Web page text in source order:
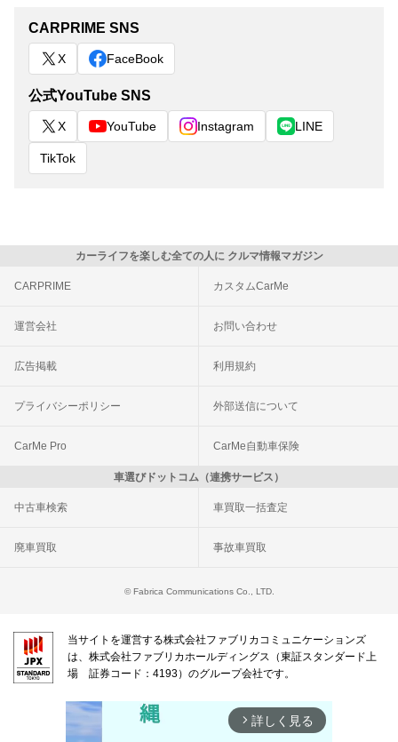
CARPRIME SNS
X FaceBook
公式YouTube SNS
X YouTube Instagram LINE
TikTok
カーライフを楽しむ全ての人に クルマ情報マガジン
CARPRIME カスタムCarMe
運営会社 お問い合わせ
広告掲載 利用規約
プライバシーポリシー 外部送信について
CarMe Pro CarMe自動車保険
車選びドットコム（連携サービス）
中古車検索 車買取一括査定
廃車買取 事故車買取
© Fabrica Communications Co., LTD.
当サイトを運営する株式会社ファブリカコミュニケーションズ
は、株式会社ファブリカホールディングス（東証スタンダード上
場 証券コード：4193）のグループ会社です。
arrow_forward_ios 詳しく見る